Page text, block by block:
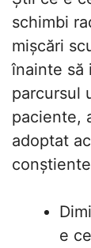
schimbi
mișcări
înainte să
parcursul
paciente,
adoptat
e